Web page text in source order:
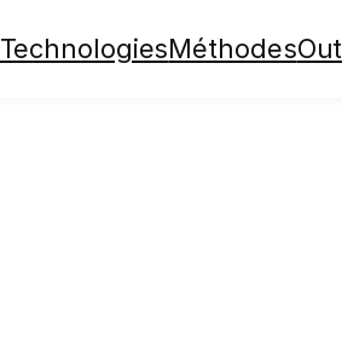
TechnologiesMéthodes